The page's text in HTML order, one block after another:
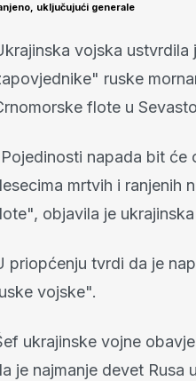
uključujući generale
vojska
ruske
flote u
napada bit će
mrtvih i ranjenih
objavila je
priopćenju tvrdi da je
vojske".
ukrajinske vojne
je najmanje devet Rusa